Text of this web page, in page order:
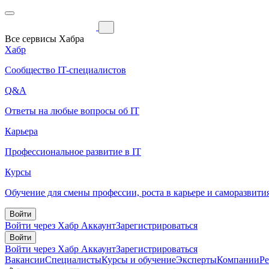
Все сервисы Хабра
Хабр
Сообщество IT-специалистов
Q&A
Ответы на любые вопросы об IT
Карьера
Профессиональное развитие в IT
Курсы
Обучение для смены профессии, роста в карьере и
Войти
Войти через Хабр АккаунтЗарегистрироваться
Войти
Войти через Хабр АккаунтЗарегистрироваться
ВакансииСпециалистыКурсы и обучениеЭкспертыКомпании